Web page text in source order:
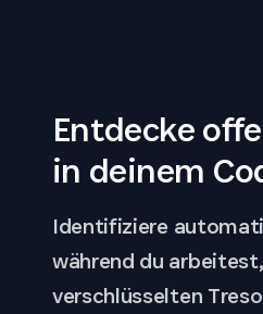
Entdecke
in deinem
Identifiziere
während du
verschlüsselten